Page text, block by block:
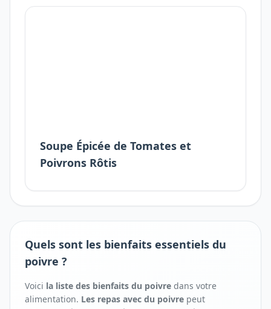
Soupe Épicée de Tomates et
Poivrons Rôtis
Quels sont les bienfaits essentiels du
poivre ?
Voici la liste des bienfaits du poivre dans votre
alimentation. Les repas avec du poivre peut